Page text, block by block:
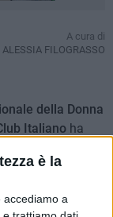
è la
accediamo a
A cura di
ALESSIA FILOGRASSO
della Donna
Italiano ha
De Nittis, e a